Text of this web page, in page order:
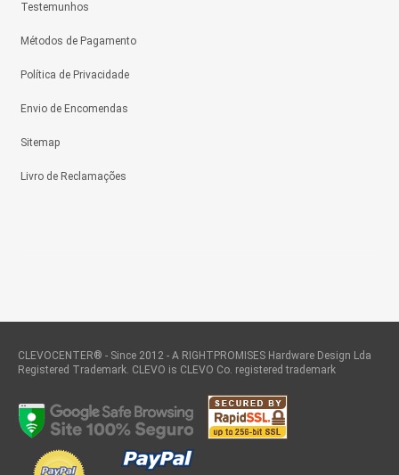
Testemunhos
Métodos de Pagamento
Política de Privacidade
Envio de Encomendas
Sitemap
Livro de Reclamações
CLEVOCENTER® - Since 2012 - A RIGHTPROMISES Hardware Design Lda
Registered Trademark. CLEVO is CLEVO Co. registered trademark